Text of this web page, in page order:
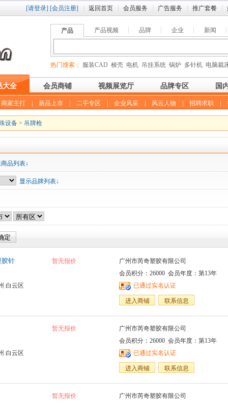
[请登录] [会员注册] 返回首页 会员服务 广告服务 推广套餐
产品 产品视频 品牌 企业 新闻
热门搜索： 服装CAD 梭壳 电机 吊挂系统 锅炉 多针机 电脑裁
大全 会员商铺 视频展览厅 品牌专区 国
商家主打 新品上市 二手专区 企业风采 风云人物 招聘求职
设备 > 吊牌枪
品列表↓
显示品牌列表↓
胶针
白云区
暂无报价
广州市芮奇塑胶有限公司
会员积分：26000 会员年度：第13年
已通过实名认证
进入商铺 联系信息
白云区
暂无报价
广州市芮奇塑胶有限公司
会员积分：26000 会员年度：第13年
已通过实名认证
进入商铺 联系信息
暂无报价
广州市芮奇塑胶有限公司